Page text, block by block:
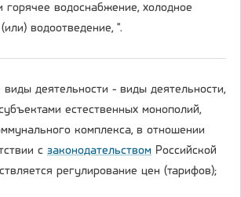
водоснабжение, холодное
водоотведение, ".
деятельности - виды деятельности,
естественных монополий,
комплекса, в отношении
с законодательством Российской
регулирование цен (тарифов);